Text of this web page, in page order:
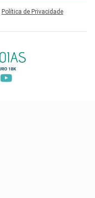
Política de Privacidade